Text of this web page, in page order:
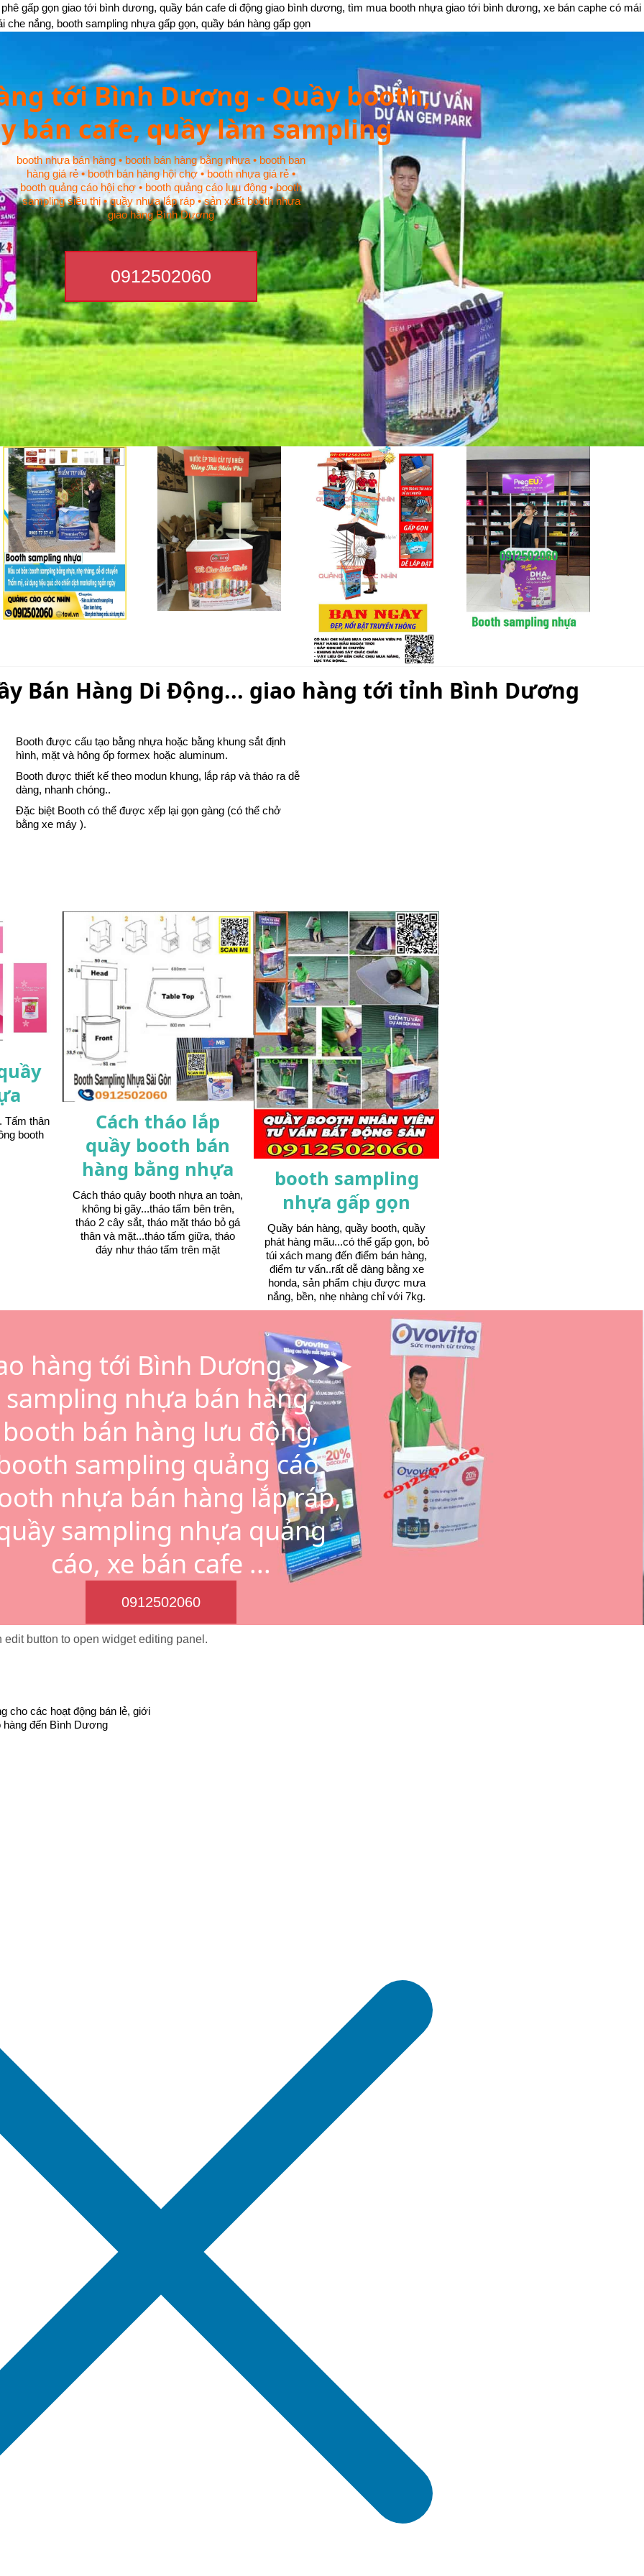
gấp gọn giao tới bình dương, quầy bán cafe di động giao bình dương, tìm mua booth nhựa giao tới bình dương, xe bán caphe có mái
nắng, booth sampling nhựa gấp gọn, quầy bán hàng gấp gọn
tới Bình Dương - Quầy booth,
bán cafe, quầy làm sampling
booth nhựa bán hàng • booth bán hàng bằng nhựa • booth ban
hàng giá rẻ • booth bán hàng hội chợ • booth nhựa giá rẻ •
booth quảng cáo hội chợ • booth quảng cáo lưu động • booth
sampling siêu thị • quầy nhựa lắp ráp • sản xuất booth nhựa
giao hàng Bình Dương
0912502060
Bán Hàng Di Động... giao hàng tới tỉnh Bình Dương
Booth được cấu tạo bằng nhựa hoặc bằng khung sắt định
hình, mặt và hông ốp formex hoặc aluminum.
Booth được thiết kế theo modun khung, lắp ráp và tháo ra dễ
dàng, nhanh chóng..
Đặc biệt Booth có thể được xếp lại gọn gàng (có thể chở
bằng xe máy ).
Tấm thân
booth
Cách tháo lắp
quầy booth bán
hàng bằng nhựa
Cách tháo quây booth nhựa an toàn,
không bị gãy...tháo tấm bên trên,
tháo 2 cây sắt, tháo mặt tháo bỏ gá
thân và mặt...tháo tấm giữa, tháo
đáy như tháo tấm trên mặt
booth sampling
nhựa gấp gọn
Quầy bán hàng, quầy booth, quầy
phát hàng mãu...có thể gấp gọn, bỏ
túi xách mang đến điểm bán hàng,
điểm tư vấn..rất dễ dàng bằng xe
honda, sản phẩm chịu được mưa
nắng, bền, nhẹ nhàng chỉ với 7kg.
hàng tới Bình Dương ➤➤➤
sampling nhựa bán hàng,
booth bán hàng lưu động,
sampling quảng cáo,
nhựa bán hàng lắp ráp,
sampling nhựa quảng
cáo, xe bán cafe ...
0912502060
button to open widget editing panel.
các hoạt động bán lẻ, giới
hàng đến Bình Dương